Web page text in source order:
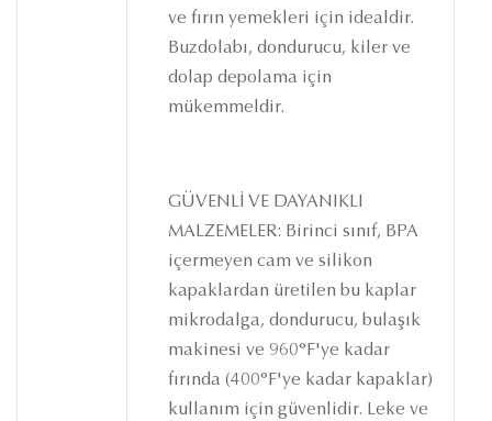
ve fırın yemekleri için idealdir.
Buzdolabı, dondurucu, kiler ve
dolap depolama için
mükemmeldir.
GÜVENLİ VE DAYANIKLI
MALZEMELER: Birinci sınıf, BPA
içermeyen cam ve silikon
kapaklardan üretilen bu kaplar
mikrodalga, dondurucu, bulaşık
makinesi ve 960°F'ye kadar
fırında (400°F'ye kadar kapaklar)
kullanım için güvenlidir. Leke ve